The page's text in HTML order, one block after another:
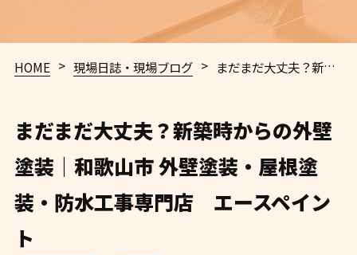
HOME > 現場日誌・現場ブログ > まだまだ大丈夫？新築時からの外壁塗装｜和歌山市 外壁塗装・屋根塗装・防水工事専門店 エースペイント
まだまだ大丈夫？新築時からの外壁
塗装｜和歌山市 外壁塗装・屋根塗
装・防水工事専門店 エースペイン
ト